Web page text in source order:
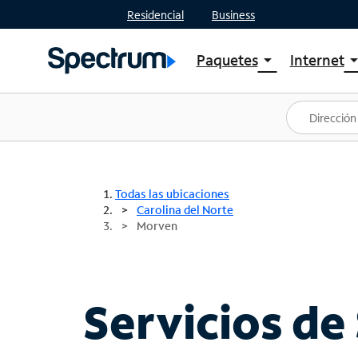
Residencial Business
Paquetesarrow_drop_down
Ver paquetes
Spectrum One
Mejores ofertas
Internetarrow_drop_down
Planes
Todas las ubicaciones
Carolina del Norte
Morven
Servicios